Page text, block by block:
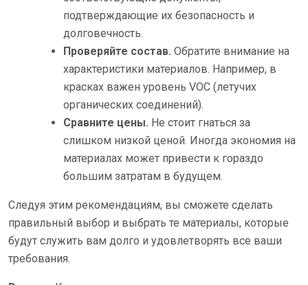
подтверждающие их безопасность и
долговечность.
Проверяйте состав. Обратите внимание на
характеристики материалов. Например, в
красках важен уровень VOC (летучих
органических соединений).
Сравните цены. Не стоит гнаться за
слишком низкой ценой. Иногда экономия на
материалах может привести к гораздо
большим затратам в будущем.
Следуя этим рекомендациям, вы сможете сделать
правильный выбор и выбрать те материалы, которые
будут служить вам долго и удовлетворять все ваши
требования.